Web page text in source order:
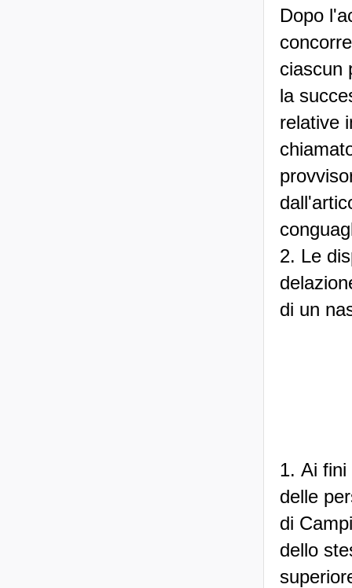
Dopo
ciascun
la
relative
2. Le
di un
1. Ai fini
delle
di
dello